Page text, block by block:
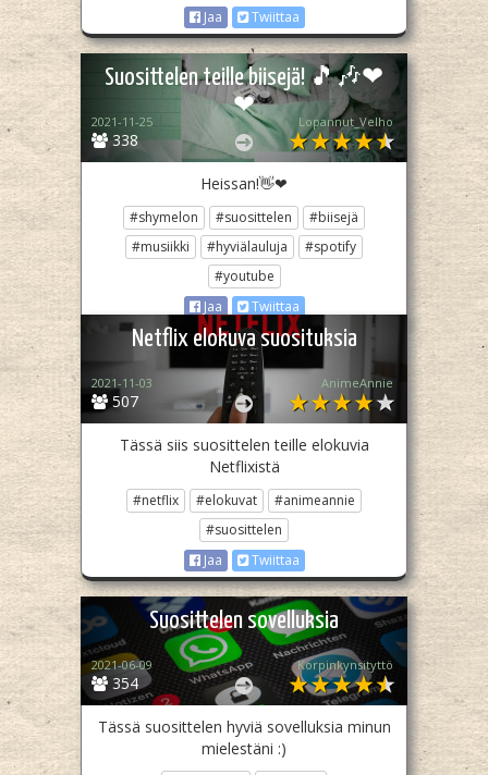
Jaa
Twiittaa
Suosittelen teille biisejä! 🎵🎶❤
❤
338
2021-11-25 Lopannut_Velho
Heissan!👋❤
#shymelon #suosittelen
#biisejä
#musiikki
#hyviälauluja
#spotify
#youtube
Jaa
Twiittaa
Netflix elokuva suosituksia
507
2021-11-03 AnimeAnnie
Tässä siis suosittelen teille elokuvia
Netflixistä
#netflix #elokuvat
#animeannie
#suosittelen
Jaa
Twiittaa
Suosittelen sovelluksia
354
2021-06-09 Korpinkynsityttö
Tässä suosittelen hyviä sovelluksia minun
mielestäni :)